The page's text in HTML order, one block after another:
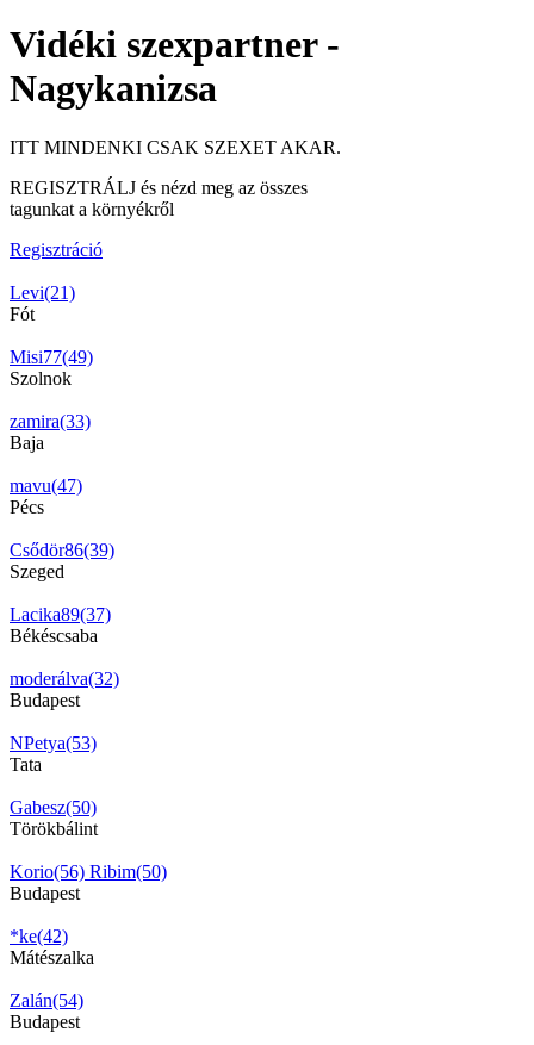
Vidéki szexpartner -
Nagykanizsa
ITT MINDENKI CSAK SZEXET AKAR.
REGISZTRÁLJ és nézd meg az összes
tagunkat a környékről
Regisztráció
Levi(21)
Fót
Misi77(49)
Szolnok
zamira(33)
Baja
mavu(47)
Pécs
Csődör86(39)
Szeged
Lacika89(37)
Békéscsaba
moderálva(32)
Budapest
NPetya(53)
Tata
Gabesz(50)
Törökbálint
Korio(56) Ribim(50)
Budapest
*ke(42)
Mátészalka
Zalán(54)
Budapest